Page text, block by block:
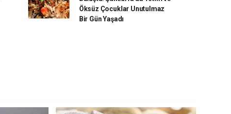
Öksüz Çocuklar Unutulmaz
Bir Gün Yaşadı